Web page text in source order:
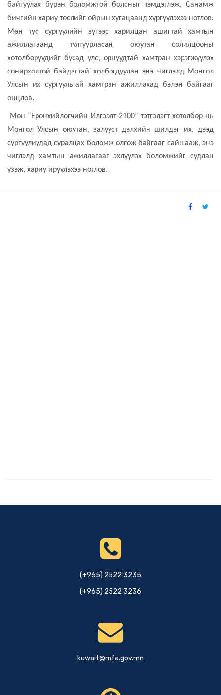
байгуулах бүрэн боломжтой болсныг тэмдэглэж, Санамж
бичгийн хариу төслийг ойрын хугацаанд хүргүүлэхээ нотлов.
Мөн тус сургуулийн зүгээс харилцан ашигтай хамтын
ажиллагаанд тулгуурласан оюутан солилцооны
хөтөлбөрүүдийг бусад улс, орнуудтай хамтран хэрэгжүүлэх
сонирхолтой байдагтай холбогдуулан энэ чиглэлд Монгол
Улсын их сургуультай хамтран ажиллахад бэлэн байгааг
онцлов.
Мөн “Ерөнхийлөгчийн Илгээлт-2100” тэтгэлэгт хөтөлбөр нь
Монгол Улсын оюутан, залууст дэлхийн шилдэг их, дээд
сургуулиудад суралцах боломж олгож байгааг сайшааж, энэ
чиглэлд хамтын ажиллагааг эхлүүлэх боломжийг судлан
үзэж, хариу ирүүлэхээ нотлов.
(+965) 2522 3235
(+965) 2522 3236
kuwait@mfa.gov.mn